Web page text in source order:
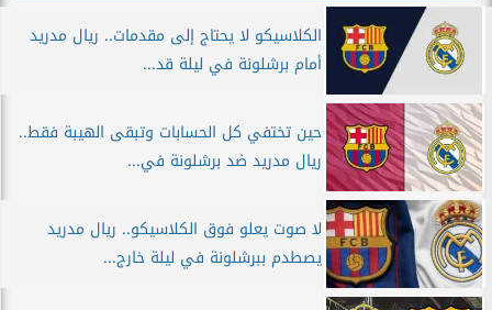
الكلاسيكو لا يحتاج إلى مقدمات.. ريال مدريد
أمام برشلونة في ليلة قد...
حين تختفي كل الحسابات وتبقى الهيبة فقط..
ريال مدريد ضد برشلونة في...
لا صوت يعلو فوق الكلاسيكو.. ريال مدريد
يصطدم ببرشلونة في ليلة خارج...